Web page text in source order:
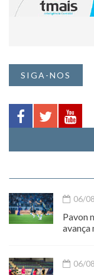
SIGA-NOS
06/
Pavon
avança
06/